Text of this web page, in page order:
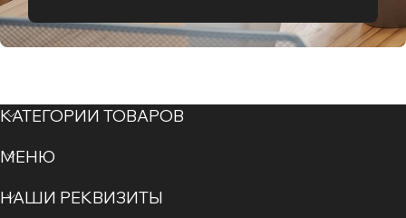
КАТЕГОРИИ ТОВАРОВ
МЕНЮ
НАШИ РЕКВИЗИТЫ